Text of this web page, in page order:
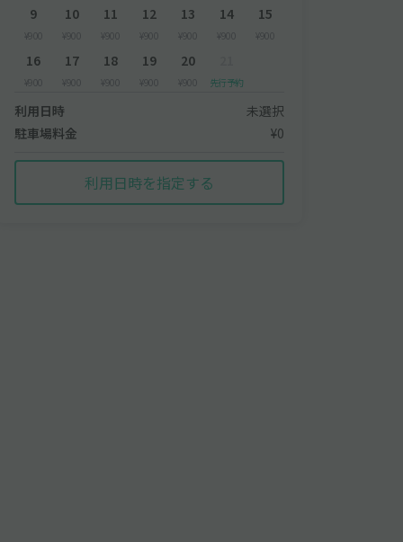
9
¥900
10
¥900
11
¥900
12
¥900
13
¥900
14
¥900
15
¥900
16
¥900
17
¥900
18
¥900
19
¥900
20
¥900 先行予約
利用日時
未選択
駐車場料金
¥0
利用日時を指定する